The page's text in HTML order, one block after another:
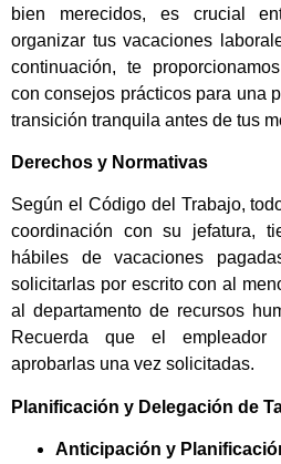
bien merecidos, es crucial
organizar tus vacaciones
continuación, te
con consejos prácticos para una
transición tranquila antes de tus
Derechos y Normativas
Según el Código del Trabajo,
coordinación con su jefatura,
hábiles de vacaciones
solicitarlas por escrito con al
al departamento de recursos
Recuerda que el
aprobarlas una vez solicitadas.
Planificación y Delegación de
Anticipación y